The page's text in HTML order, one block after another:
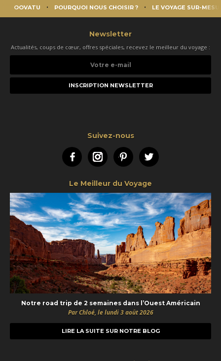
OOVATU POURQUOI NOUS CHOISIR ? LE VOYAGE SUR-
Newsletter
Actualités, coups de cœur, offres spéciales, recevez le meilleur du voyage :
e-
Suivez-nous
FacebookInstagramPinterestTwitter
Le Meilleur du Voyage
Notre road trip de 2 semaines dans l’Ouest Américain
Par Chloé, le lundi 3 août 2026
LIRE LA SUITE SUR NOTRE BLOG